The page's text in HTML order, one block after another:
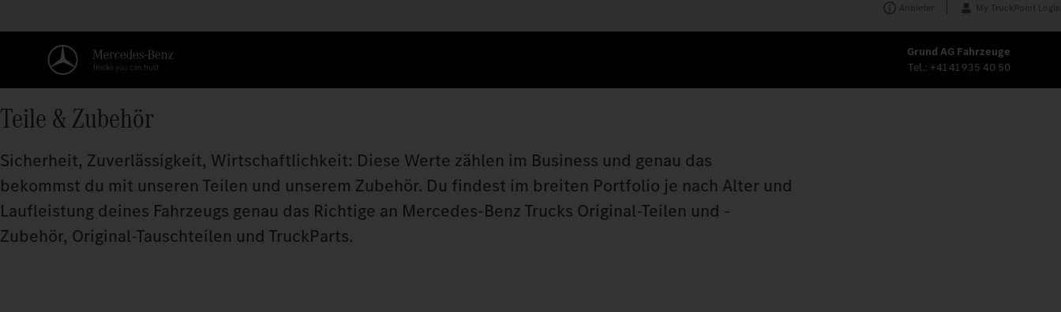
Anbieter My TruckPoint Login
Grund AG Fahrzeuge
Tel.: +41 41 935 40 50
Teile & Zubehör
Sicherheit, Zuverlässigkeit, Wirtschaftlichkeit: Diese Werte zählen im Business und genau das
bekommst du mit unseren Teilen und unserem Zubehör. Du findest im breiten Portfolio je nach Alter und
Laufleistung deines Fahrzeugs genau das Richtige an Mercedes‑Benz Trucks Original‑Teilen und -
Zubehör, Original‑Tauschteilen und TruckParts.